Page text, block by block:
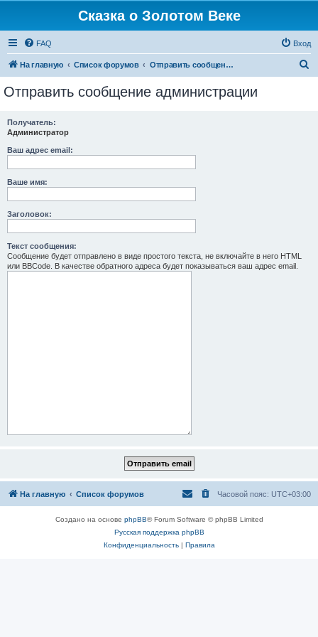
Сказка о Золотом Веке
FAQ Вход
На главную Список форумов Отправить сообщение администрации
Отправить сообщение администрации
Получатель:
Администратор
Ваш адрес email:
Ваше имя:
Заголовок:
Текст сообщения:
Сообщение будет отправлено в виде простого текста, не включайте в него HTML
или BBCode. В качестве обратного адреса будет показываться ваш адрес email.
На главную Список форумов Часовой пояс: UTC+03:00
Создано на основе phpBB® Forum Software © phpBB Limited
Русская поддержка phpBB
Конфиденциальность| Правила